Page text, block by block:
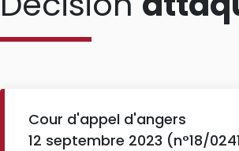
Cour d'appel d'angers
12 septembre 2023 (n°18/